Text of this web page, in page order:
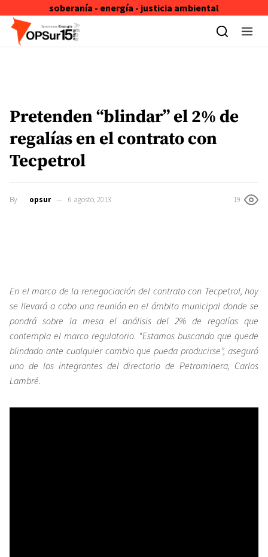
soberanía - energía - justicia ambiental
Skip to content
Pretenden “blindar” el 2% de
regalías en el contrato con
Tecpetrol
By opsur 6 agosto, 2013 19
En el marco de la renegociación del contrato con Tecpetrol, hoy
se llevará a cabo una reunión en el ámbito municipal donde se
pondrá sobre la mesa el análisis del 2% de regalías que
contempla el marco regulatorio. “Estamos buscando que quede
blindado ante cualquier cambio que pueda producirse”, aseguró
uno de los integrantes del directorio de Petrominera, Carlos
Lambré.